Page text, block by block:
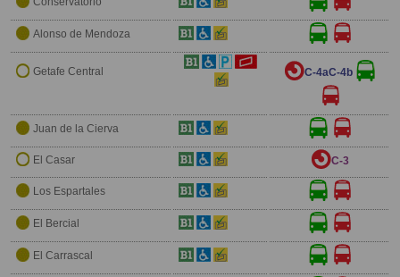
Alonso de Mendoza
Getafe Central C-4aC-4b
Juan de la Cierva
El Casar C-3
Los Espartales
El Bercial
El Carrascal